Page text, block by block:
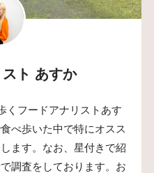
ト あすか
くフードアナリストあす
べ歩いた中で特にオスス
ます。なお、星付きで紹
調査をしております。お